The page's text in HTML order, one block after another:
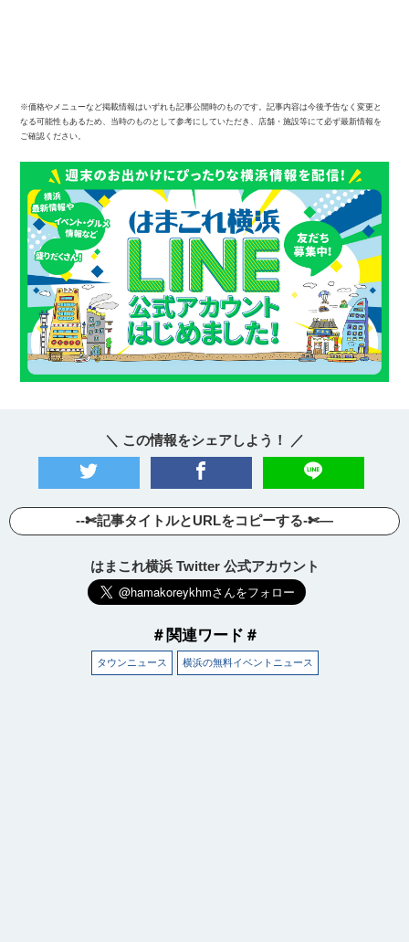
※価格やメニューなど掲載情報はいずれも記事公開時のものです。記事内容は今後予告なく変更と
なる可能性もあるため、当時のものとして参考にしていただき、店舗・施設等にて必ず最新情報を
ご確認ください。
＼ この情報をシェアしよう！ ／
--✄記事タイトルとURLをコピーする-✄—
はまこれ横浜 Twitter 公式アカウント
＃関連ワード＃
タウンニュース 横浜の無料イベントニュース